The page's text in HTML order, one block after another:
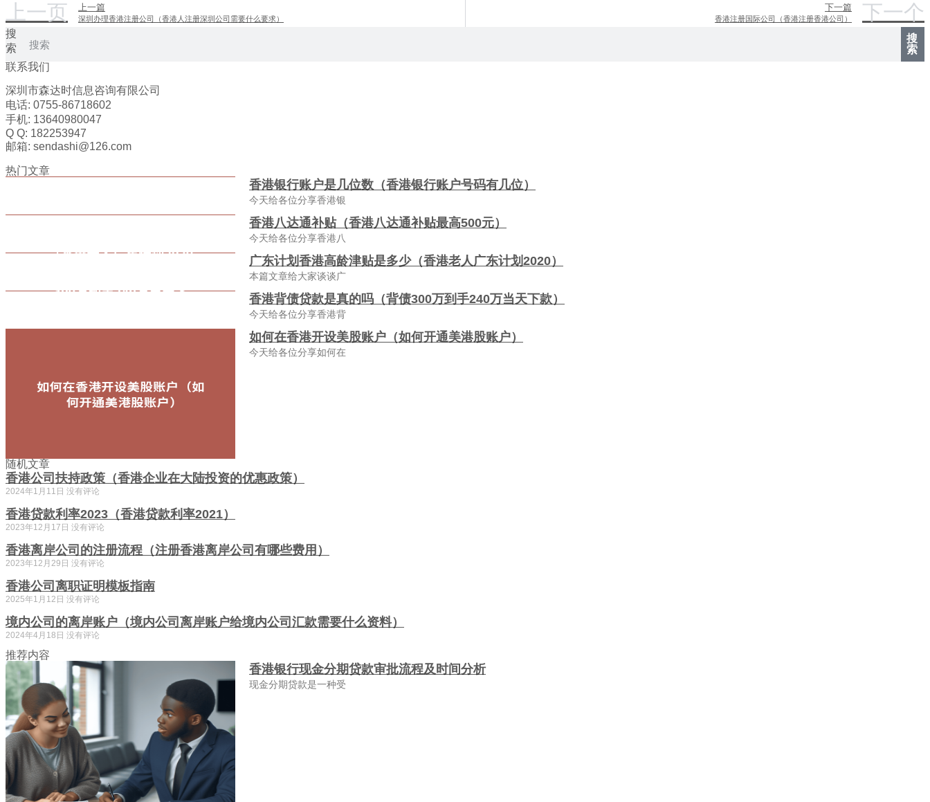
上一页 上一篇
深圳办理香港注册公司（香港人注册深圳公司需要什么要求）
下一篇
香港注册国际公司（香港注册香港公司） 下一个
搜
索
搜
索
联系我们
深圳市森达时信息咨询有限公司
电话: 0755-86718602
手机: 13640980047
Q Q: 182253947
邮箱: sendashi@126.com
热门文章
香港银行账户是几位数（香港银行账户号码有几位）
今天给各位分享香港银
香港八达通补贴（香港八达通补贴最高500元）
今天给各位分享香港八
广东计划香港高龄津贴是多少（香港老人广东计划2020）
本篇文章给大家谈谈广
香港背债贷款是真的吗（背债300万到手240万当天下款）
今天给各位分享香港背
如何在香港开设美股账户（如何开通美港股账户）
今天给各位分享如何在
随机文章
香港公司扶持政策（香港企业在大陆投资的优惠政策）
2024年1月11日 没有评论
香港贷款利率2023（香港贷款利率2021）
2023年12月17日 没有评论
香港离岸公司的注册流程（注册香港离岸公司有哪些费用）
2023年12月29日 没有评论
香港公司离职证明模板指南
2025年1月12日 没有评论
境内公司的离岸账户（境内公司离岸账户给境内公司汇款需要什么资料）
2024年4月18日 没有评论
推荐内容
香港银行现金分期贷款审批流程及时间分析
现金分期贷款是一种受